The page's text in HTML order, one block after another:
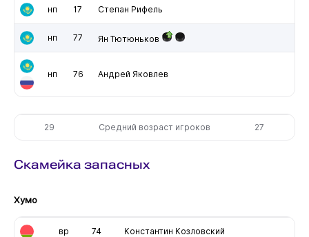
нп 17 Степан Рифель
нп 77 Ян Тютюньков
нп 76 Андрей Яковлев
29 Средний возраст игроков 27
Скамейка запасных
Хумо
вр 74 Константин Козловский